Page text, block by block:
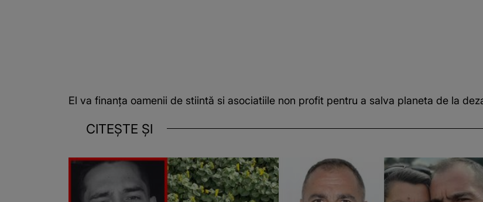
El va finanța oamenii de stiintă si asociatiile non profit pentru a salva planeta de la
CITEȘTE ȘI